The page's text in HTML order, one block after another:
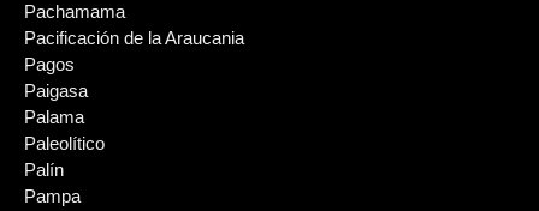
Pachamama
Pacificación de la Araucania
Pagos
Paigasa
Palama
Paleolítico
Palín
Pampa